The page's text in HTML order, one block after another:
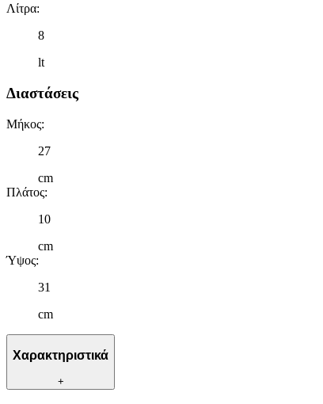
Λίτρα:
8
lt
Διαστάσεις
Μήκος:
27
cm
Πλάτος:
10
cm
Ύψος:
31
cm
Χαρακτηριστικά
+